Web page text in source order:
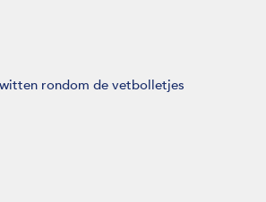
rondom de vetbolletjes